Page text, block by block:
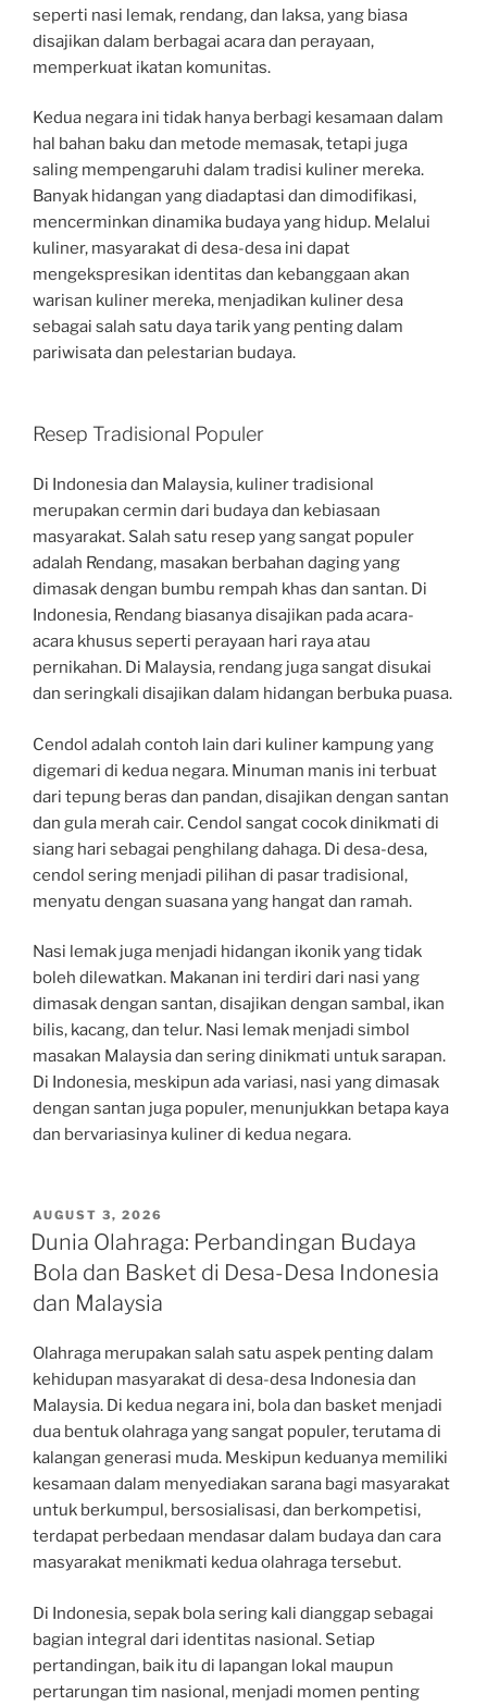
seperti nasi lemak, rendang, dan laksa, yang biasa
disajikan dalam berbagai acara dan perayaan,
memperkuat ikatan komunitas.
Kedua negara ini tidak hanya berbagi kesamaan dalam
hal bahan baku dan metode memasak, tetapi juga
saling mempengaruhi dalam tradisi kuliner mereka.
Banyak hidangan yang diadaptasi dan dimodifikasi,
mencerminkan dinamika budaya yang hidup. Melalui
kuliner, masyarakat di desa-desa ini dapat
mengekspresikan identitas dan kebanggaan akan
warisan kuliner mereka, menjadikan kuliner desa
sebagai salah satu daya tarik yang penting dalam
pariwisata dan pelestarian budaya.
Resep Tradisional Populer
Di Indonesia dan Malaysia, kuliner tradisional
merupakan cermin dari budaya dan kebiasaan
masyarakat. Salah satu resep yang sangat populer
adalah Rendang, masakan berbahan daging yang
dimasak dengan bumbu rempah khas dan santan. Di
Indonesia, Rendang biasanya disajikan pada acara-
acara khusus seperti perayaan hari raya atau
pernikahan. Di Malaysia, rendang juga sangat disukai
dan seringkali disajikan dalam hidangan berbuka puasa.
Cendol adalah contoh lain dari kuliner kampung yang
digemari di kedua negara. Minuman manis ini terbuat
dari tepung beras dan pandan, disajikan dengan santan
dan gula merah cair. Cendol sangat cocok dinikmati di
siang hari sebagai penghilang dahaga. Di desa-desa,
cendol sering menjadi pilihan di pasar tradisional,
menyatu dengan suasana yang hangat dan ramah.
Nasi lemak juga menjadi hidangan ikonik yang tidak
boleh dilewatkan. Makanan ini terdiri dari nasi yang
dimasak dengan santan, disajikan dengan sambal, ikan
bilis, kacang, dan telur. Nasi lemak menjadi simbol
masakan Malaysia dan sering dinikmati untuk sarapan.
Di Indonesia, meskipun ada variasi, nasi yang dimasak
dengan santan juga populer, menunjukkan betapa kaya
dan bervariasinya kuliner di kedua negara.
POSTED
ON
AUGUST 3, 2026
Dunia Olahraga: Perbandingan Budaya
Bola dan Basket di Desa-Desa Indonesia
dan Malaysia
Olahraga merupakan salah satu aspek penting dalam
kehidupan masyarakat di desa-desa Indonesia dan
Malaysia. Di kedua negara ini, bola dan basket menjadi
dua bentuk olahraga yang sangat populer, terutama di
kalangan generasi muda. Meskipun keduanya memiliki
kesamaan dalam menyediakan sarana bagi masyarakat
untuk berkumpul, bersosialisasi, dan berkompetisi,
terdapat perbedaan mendasar dalam budaya dan cara
masyarakat menikmati kedua olahraga tersebut.
Di Indonesia, sepak bola sering kali dianggap sebagai
bagian integral dari identitas nasional. Setiap
pertandingan, baik itu di lapangan lokal maupun
pertarungan tim nasional, menjadi momen penting